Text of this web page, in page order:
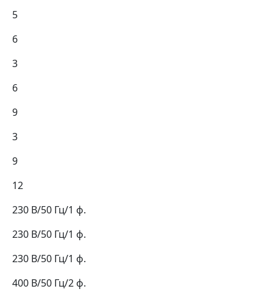
5
6
3
6
9
3
9
12
230 В/50 Гц/1 ф.
230 В/50 Гц/1 ф.
230 В/50 Гц/1 ф.
400 В/50 Гц/2 ф.